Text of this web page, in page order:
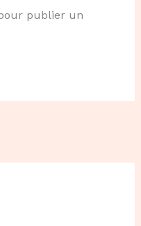
publier un